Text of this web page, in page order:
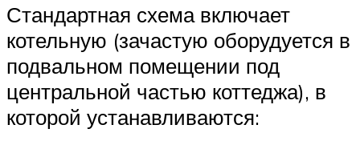
Стандартная схема включает
котельную (зачастую оборудуется в
подвальном помещении под
центральной частью коттеджа), в
которой устанавливаются: